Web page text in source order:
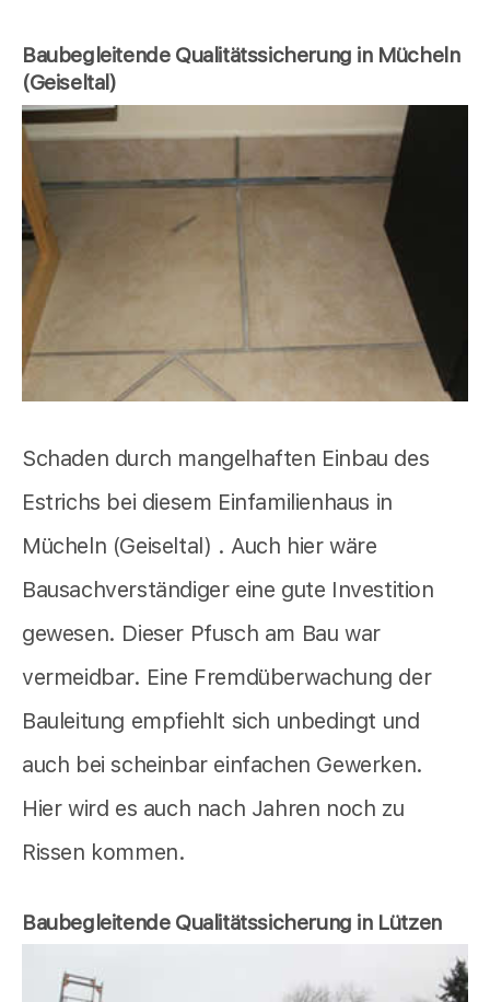
Baubegleitende Qualitätssicherung in Mücheln
(Geiseltal)
Schaden durch mangelhaften Einbau des
Estrichs bei diesem Einfamilienhaus in
Mücheln (Geiseltal) . Auch hier wäre
Bausachverständiger eine gute Investition
gewesen. Dieser Pfusch am Bau war
vermeidbar. Eine Fremdüberwachung der
Bauleitung empfiehlt sich unbedingt und
auch bei scheinbar einfachen Gewerken.
Hier wird es auch nach Jahren noch zu
Rissen kommen.
Baubegleitende Qualitätssicherung in Lützen